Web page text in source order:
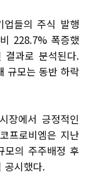
들의 주식 발행
228.7% 폭증했
결과로 분석된다.
규모는 동반 하락
장에서 긍정적인
프로비엠은 지난
의 주주배정 후
공시했다.